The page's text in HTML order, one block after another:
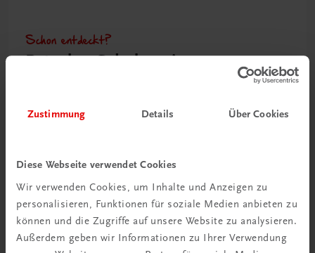
Zustimmung Details Über Cookies
Diese Webseite verwendet Cookies
Wir verwenden Cookies, um Inhalte und Anzeigen zu
personalisieren, Funktionen für soziale Medien anbieten zu
können und die Zugriffe auf unsere Website zu analysieren.
Außerdem geben wir Informationen zu Ihrer Verwendung
Schon entdeckt?
Ratgeber Schulpraxis